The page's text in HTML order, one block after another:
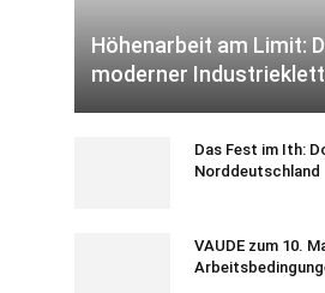
Höhenarbeit am Limit:
moderner
Das Fest im Ith:
Norddeutschland
VAUDE zum 10.